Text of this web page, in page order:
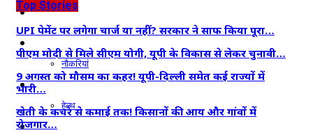
मनोरंजन
नौकरियां
जीवन शैली
हेल्थ
क्राइम
Top Stories
UPI पेमेंट पर लगेगा चार्ज या नहीं? सरकार ने साफ किया पूरा…
पीएम मोदी से मिले सीएम योगी, यूपी के विकास से लेकर चुनावी…
9 अगस्त को मौसम का कहर! यूपी-दिल्ली समेत कई राज्यों में
भारी…
खेती के कचरे से कमाई तक! किसानों की आय और गांवों में
रोजगार…